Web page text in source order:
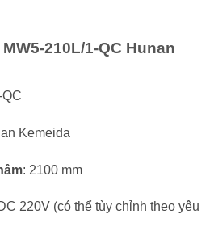
210L/1-QC Hunan
Kemeida
: 2100 mm
220V (có thể tùy chỉnh theo yêu